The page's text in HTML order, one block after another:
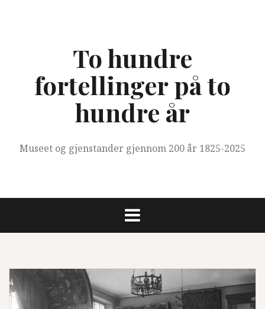
To hundre
fortellinger på to
hundre år
Museet og gjenstander gjennom 200 år 1825-2025